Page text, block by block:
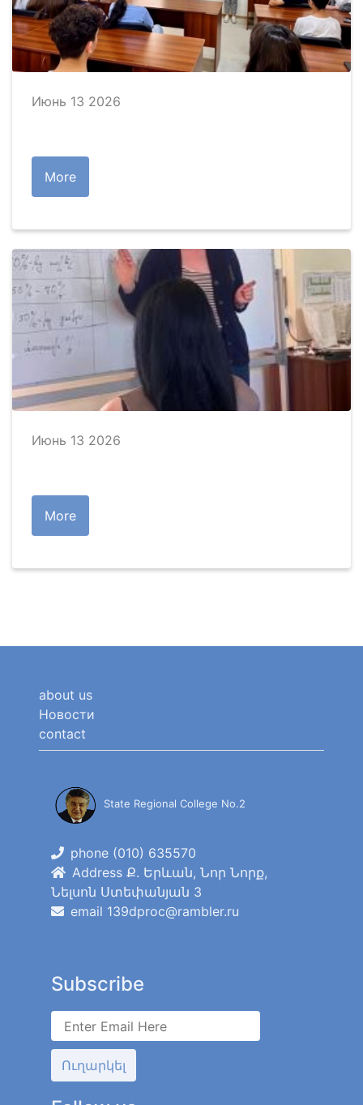
Июнь 13 2026
More
Июнь 13 2026
More
about us
Новости
contact
State Regional College No.2
phone (010) 635570
Address Ք. Երևան, Նոր Նորք,
Նելսոն Ստեփանյան 3
email 139dproc@rambler.ru
Subscribe
Ուղարկել